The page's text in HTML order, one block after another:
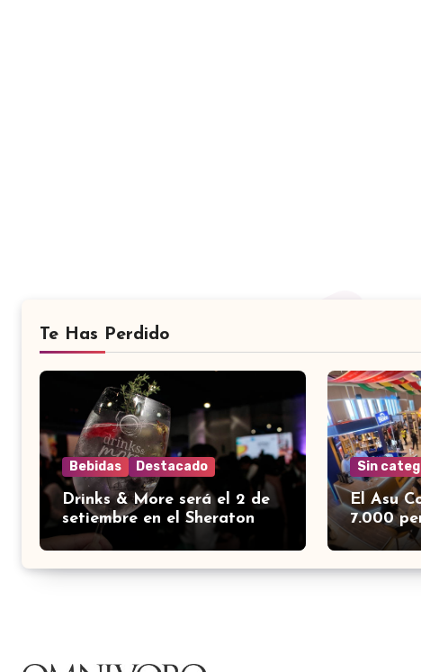
Te Has Perdido
Bebidas Destacado
Drinks & More será el 2 de
setiembre en el Sheraton
Sin
El Asu
7.000